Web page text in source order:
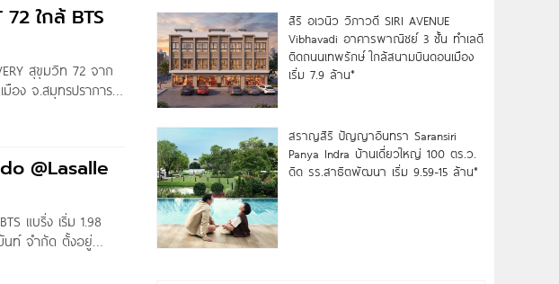
ใกล้ BTS
สุขุมวิท 72 จาก
อง จ.สมุทรปราการ
@Lasalle
แบริ่ง เริ่ม 1.98
นท์ จำกัด ตั้งอยู่
สิริ อเวนิว วิภาวดี SIRI AVENUE
Vibhavadi อาคารพาณิชย์ 3 ชั้น ทำเลดี
ติดถนนเทพรักษ์ ใกล้สนามบินดอนเมือง
เริ่ม 7.9 ล้าน*
สราญสิริ ปัญญาอินทรา Saransiri
Panya Indra บ้านเดี่ยวใหญ่ 100 ตร.ว.
ดิด รร.สาธิตพัฒนา เริ่ม 9.59-15 ล้าน*